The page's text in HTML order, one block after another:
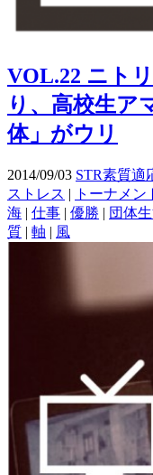
VOL.22 ニト
り、高校生ア
体」がウリ
2014/09/03 STR素質適
ストレス | トーナメン
海 | 仕事 | 優勝 | 団体
質 | 軸 | 風